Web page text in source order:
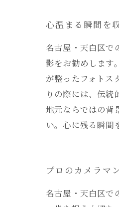
心温まる瞬間を
名古屋・天白区で
影をお勧めします
が整ったフォトス
りの際には、伝
地元ならではの背
い。心に残る瞬間
プロのカメラマ
名古屋・天白区で